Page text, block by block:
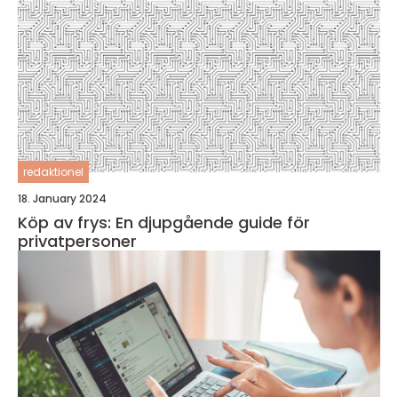
redaktionel
18. January 2024
Köp av frys: En djupgående guide för
privatpersoner